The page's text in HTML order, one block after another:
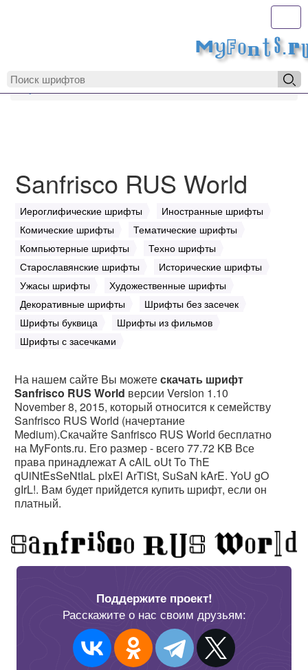
MyFonts.ru
Sanfrisco RUS World
Иероглифические шрифты
Иностранные шрифты
Комические шрифты
Тематические шрифты
Компьютерные шрифты
Техно шрифты
Старославянские шрифты
Исторические шрифты
Ужасы шрифты
Художественные шрифты
Декоративные шрифты
Шрифты без засечек
Шрифты буквица
Шрифты из фильмов
Шрифты с засечками
На нашем сайте Вы можетескачать шрифт
Sanfrisco RUS World версии Version 1.10
November 8, 2015, который относится к семейству
Sanfrisco RUS World (начертание
Medium).Скачайте Sanfrisco RUS World бесплатно
на MyFonts.ru. Его размер - всего 77.72 KB Все
права принадлежат A cAlL oUt To ThE
qUiNtEsSeNtIaL pIxEl ArTiSt, SuSaN kArE. YoU gO
gIrL!. Вам будет прийдется купить шрифт, если он
платный.
Поддержите проект!
Расскажите о нас своим друзьям: